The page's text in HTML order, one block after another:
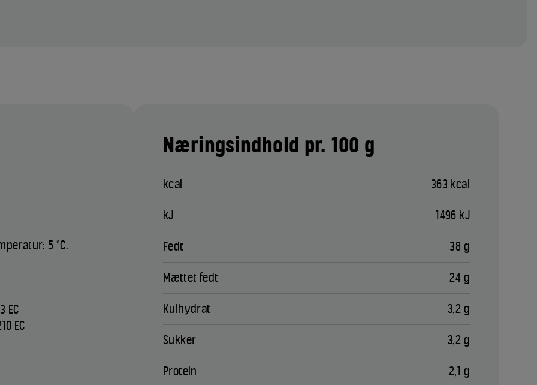
5 °C.
EC
EC
Næringsindhold pr. 100 g
kcal 363 kcal
kJ 1496 kJ
Fedt 38 g
Mættet fedt 24 g
Kulhydrat 3,2 g
Sukker 3,2 g
Protein 2,1 g